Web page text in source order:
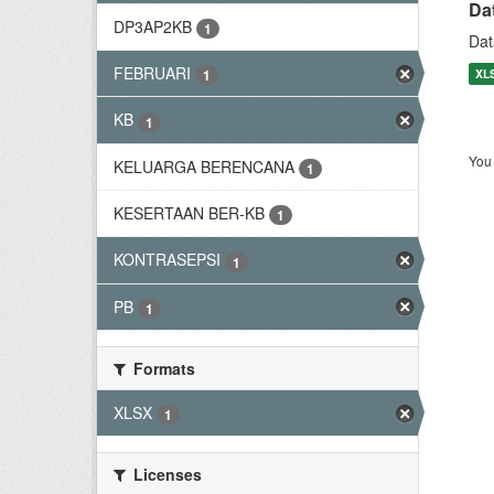
DP3AP2KB 1
FEBRUARI 1
KB 1
KELUARGA BERENCANA 1
KESERTAAN BER-KB 1
KONTRASEPSI 1
PB 1
Formats
XLSX
1
Licenses